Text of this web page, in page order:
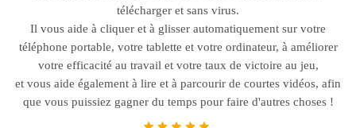
télécharger et sans virus.
Il vous aide à cliquer et à glisser automatiquement sur votre
téléphone portable, votre tablette et votre ordinateur, à améliorer
votre efficacité au travail et votre taux de victoire au jeu,
et vous aide également à lire et à parcourir de courtes vidéos, afin
que vous puissiez gagner du temps pour faire d'autres choses !